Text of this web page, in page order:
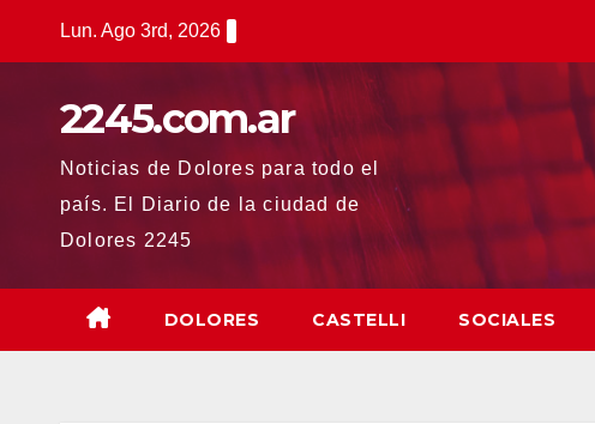
Lun. Ago 3rd, 2026
2245.com.ar
Noticias de Dolores para todo el
país. El Diario de la ciudad de
Dolores 2245
DOLORES CASTELLI SOCIALES